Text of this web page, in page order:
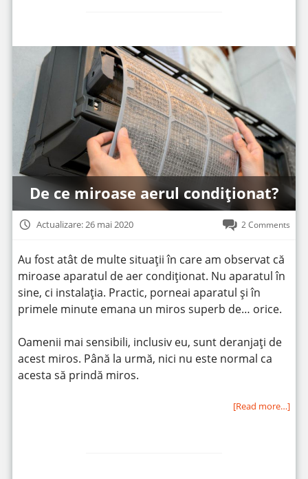
De ce miroase aerul condiționat?
Actualizare: 26 mai 2020 2 Comments
Au fost atât de multe situații în care am observat că
miroase aparatul de aer condiționat. Nu aparatul în
sine, ci instalația. Practic, porneai aparatul și în
primele minute emana un miros superb de… orice.
Oamenii mai sensibili, inclusiv eu, sunt deranjați de
acest miros. Până la urmă, nici nu este normal ca
acesta să prindă miros.
[Read more…]